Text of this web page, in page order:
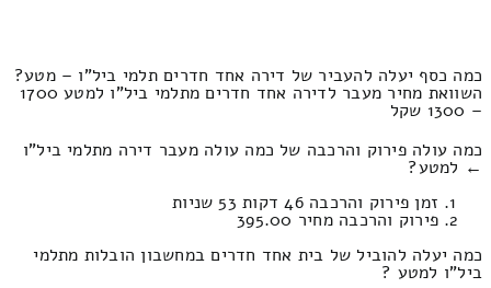
כמה כסף יעלה להעביר של דירה אחד חדרים תלמי ביל"ו – מטע?
השוואת מחיר מעבר לדירה אחד חדרים מתלמי ביל"ו למטע 1700
– 1300 שקל
כמה עולה פירוק והרכבה של כמה עולה מעבר דירה מתלמי ביל"ו
← למטע?
זמן פירוק והרכבה 46 דקות 53 שניות
פירוק והרכבה מחיר 395.00
כמה יעלה להוביל של בית אחד חדרים במחשבון הובלות מתלמי
ביל"ו למטע ?